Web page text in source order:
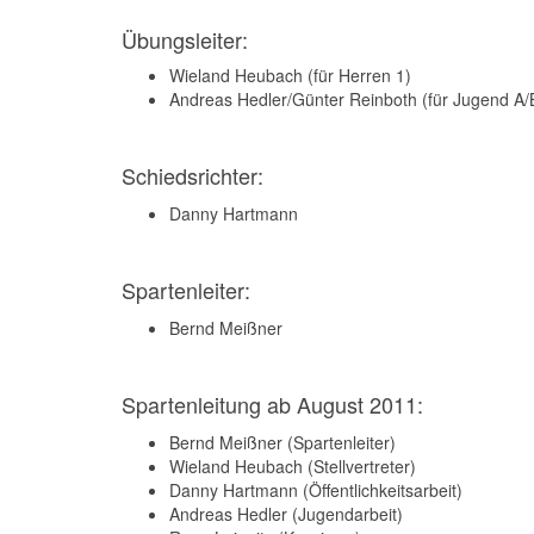
Übungsleiter:
Wieland Heubach (für Herren 1)
Andreas Hedler/Günter Reinboth (für Jugend A/
Schiedsrichter:
Danny Hartmann
Spartenleiter:
Bernd Meißner
Spartenleitung ab August 2011:
Bernd Meißner (Spartenleiter)
Wieland Heubach (Stellvertreter)
Danny Hartmann (Öffentlichkeitsarbeit)
Andreas Hedler (Jugendarbeit)